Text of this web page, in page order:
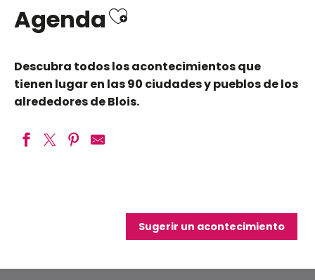
AgendaAjouter aux
Descubra todos los acontecimientos que
tienen lugar en las 90 ciudades y pueblos de los
alrededores de Blois.
Un soir d'été à Villesavin - 19ème édition
Apple Juice - Tribute to the Beatles
Soirées Dégustation au Château de Montpoupon
Sugerir un acontecimiento